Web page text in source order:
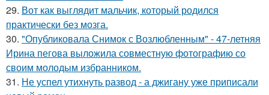
29. Вот как выглядит мальчик, который родился
практически без мозга.
30. "Опубликовала Снимок с Возлюбленным" - 47-летняя
Ирина пегова выложила совместную фотографию со
своим молодым избранником.
31. Не успел утихнуть развод - а джигану уже приписали